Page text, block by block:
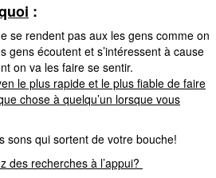
:
se rendent pas aux les gens comme on
gens écoutent et s’intéressent à cause
on va les faire se sentir.
le plus rapide et le plus fiable de faire
chose à quelqu’un lorsque vous
qui sortent de votre bouche!
des recherches à l’appui?